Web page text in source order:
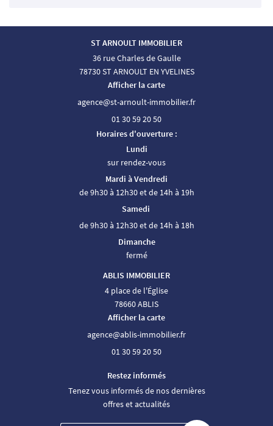
ST ARNOULT IMMOBILIER
36 rue Charles de Gaulle
78730 ST ARNOULT EN YVELINES
Afficher la carte
01 30 59 20 50
Horaires d'ouverture :
Lundi
sur rendez-vous
Mardi à Vendredi
de 9h30 à 12h30 et de 14h à 19h
Samedi
de 9h30 à 12h30 et de 14h à 18h
Dimanche
fermé
ABLIS IMMOBILIER
4 place de l'Église
78660 ABLIS
Afficher la carte
01 30 59 20 50
Restez informés
Tenez vous informés de nos dernières
offres et actualités